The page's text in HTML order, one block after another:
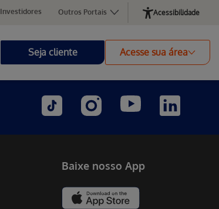
Investidores Outros Portais Acessibilidade
Seja cliente Acesse sua área
Baixe nosso App